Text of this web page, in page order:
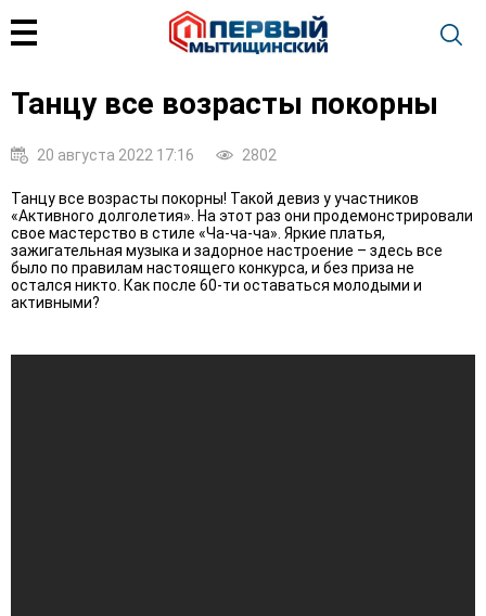
Танцу все возрасты покорны
20 августа 2022 17:16 2802
Танцу все возрасты покорны! Такой девиз у участников
«Активного долголетия». На этот раз они продемонстрировали
свое мастерство в стиле «Ча-ча-ча». Яркие платья,
зажигательная музыка и задорное настроение – здесь все
было по правилам настоящего конкурса, и без приза не
остался никто. Как после 60-ти оставаться молодыми и
активными?